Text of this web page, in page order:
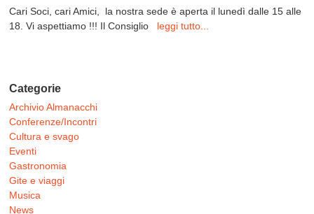
Cari Soci, cari Amici, la nostra sede è aperta il lunedì dalle 15 alle
18. Vi aspettiamo !!! Il Consiglio leggi tutto...
Categorie
Archivio Almanacchi
Conferenze/Incontri
Cultura e svago
Eventi
Gastronomia
Gite e viaggi
Musica
News